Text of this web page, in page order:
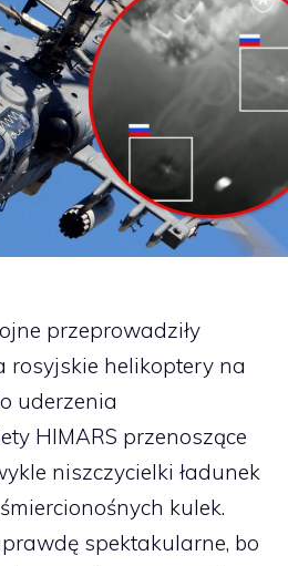
przeprowadziły
rosyjskie helikoptery na
uderzenia
HIMARS przenoszące
niszczycielki ładunek
kulek.
spektakularne, bo